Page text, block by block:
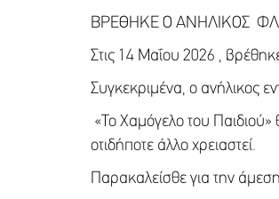
ΒΡΕΘΗΚΕ Ο ΑΝΗΛΙΚΟΣ
Στις 14 Μαΐου 2026 ,
Συγκεκριμένα, ο ανήλικος
«Το Χαμόγελο του Παιδιού»
οτιδήποτε άλλο χρειαστεί.
Παρακαλείσθε για την